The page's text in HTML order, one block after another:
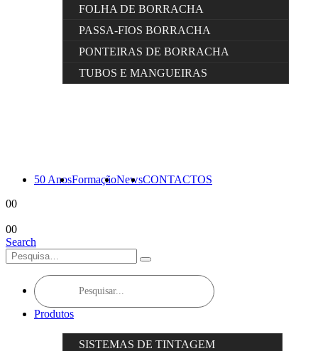
FOLHA DE BORRACHA
PASSA-FIOS BORRACHA
PONTEIRAS DE BORRACHA
TUBOS E MANGUEIRAS
50 AnosFormaçãoNewsCONTACTOS
00
00
Search
Products
search
Produtos
SISTEMAS DE TINTAGEM